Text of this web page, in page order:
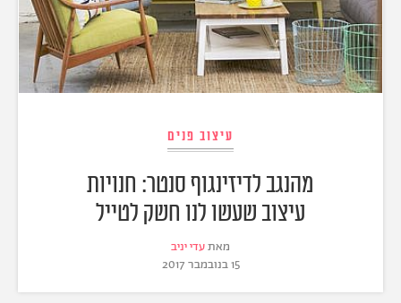
עיצוב פנים
מהנגב לדיזינגוף סנטר: חנויות
עיצוב שעשו לנו חשק לטייל
מאתעדי יניב
15 בנובמבר 2017